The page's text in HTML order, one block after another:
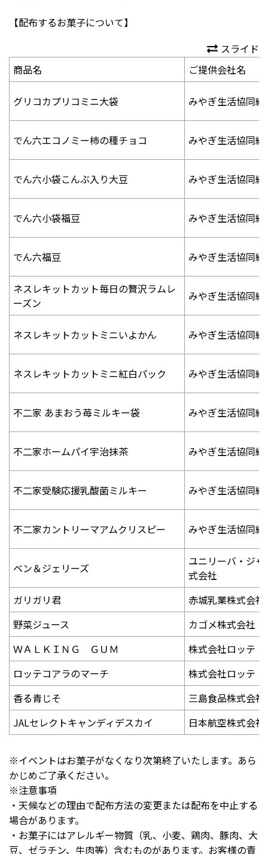
【配布するお菓子について】
スライド
商品名
ご提供会社名
グリコカプリコミニ大袋 みやぎ生活協同組
でん六エコノミー柿の種チョコ みやぎ生活協同組
でん六小袋こんぶ入り大豆 みやぎ生活協同組
でん六小袋福豆 みやぎ生活協同組
でん六福豆 みやぎ生活協同組
ネスレキットカット毎日の贅沢ラムレ
ーズン
みやぎ生活協同組
ネスレキットカットミニいよかん みやぎ生活協同組
ネスレキットカットミニ紅白パック みやぎ生活協同組
不二家 あまおう苺ミルキー袋 みやぎ生活協同組
不二家ホームパイ宇治抹茶 みやぎ生活協同組
不二家受験応援乳酸菌ミルキー みやぎ生活協同組
不二家カントリーマアムクリスピー みやぎ生活協同組
ベン＆ジェリーズ
ユニリーバ・ジ
式会社
ガリガリ君
赤城乳業株式会社
野菜ジュース
カゴメ株式会社
ＷＡＬＫＩＮＧ ＧＵＭ
株式会社ロッテ
ロッテコアラのマーチ
株式会社ロッテ
香る青じそ
三島食品株式会社
JALセレクトキャンディデスカイ
日本航空株式会社
※イベントはお菓子がなくなり次第終了いたします。あら
かじめご了承ください。
※注意事項
・天候などの理由で配布方法の変更または配布を中止する
場合があります。
・お菓子にはアレルギー物質（乳、小麦、鶏肉、豚肉、大
豆、ゼラチン、牛肉等）含むものがあります。お客様の責